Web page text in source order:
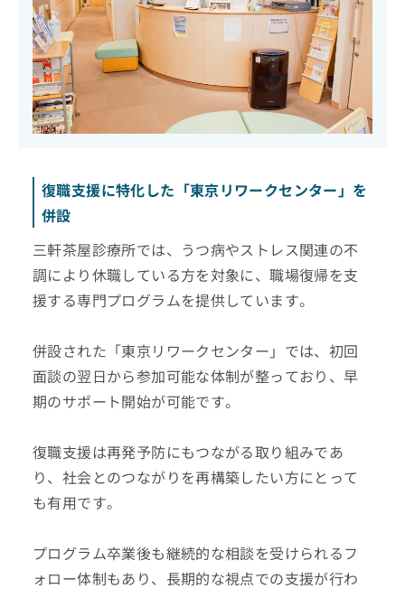
復職支援に特化した「東京リワークセンター」を
併設
三軒茶屋診療所では、うつ病やストレス関連の不
調により休職している方を対象に、職場復帰を支
援する専門プログラムを提供しています。
併設された「東京リワークセンター」では、初回
面談の翌日から参加可能な体制が整っており、早
期のサポート開始が可能です。
復職支援は再発予防にもつながる取り組みであ
り、社会とのつながりを再構築したい方にとって
も有用です。
プログラム卒業後も継続的な相談を受けられるフ
ォロー体制もあり、長期的な視点での支援が行わ